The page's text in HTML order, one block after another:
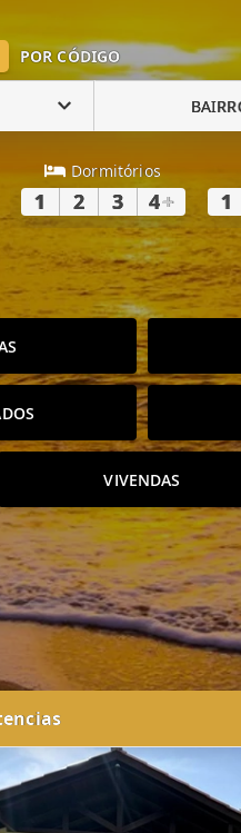
POR CÓDIGO
Dormitórios
1 2 3 4+ 1
VIVENDAS